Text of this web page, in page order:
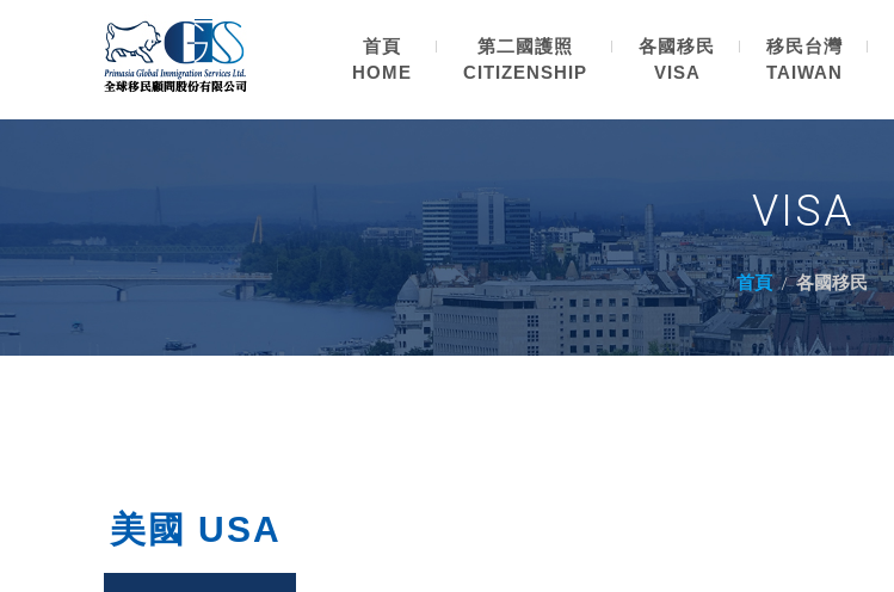
首頁
HOME
第二國護照
CITIZENSHIP
各國移民
VISA
移民台灣
TAIWAN
VISA
首頁 各國移民
美國 USA